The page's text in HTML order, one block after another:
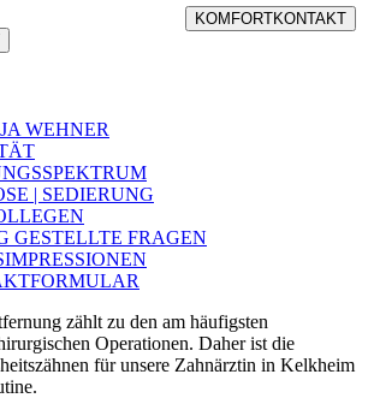
KOMFORTKONTAKT
WEHNER
| SEDIERUNG
GESTELLTE FRAGEN
zählt zu den am häufigsten
Operationen. Daher ist die
für unsere Zahnärztin in Kelkheim